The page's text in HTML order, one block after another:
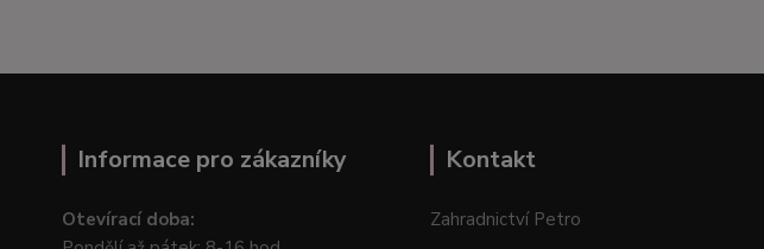
Informace pro zákazníky
Otevírací doba:
Kontakt
Zahradnictví Petro